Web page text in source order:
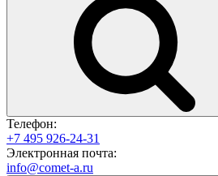
Телефон:
+7 495 926-24-31
Электронная почта:
info@comet-a.ru